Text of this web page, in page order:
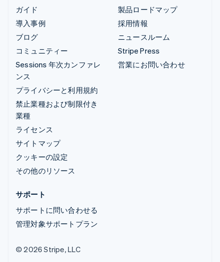
ガイド
導入事例
ブログ
コミュニティー
Sessions 年次カンファレ
ンス
プライバシーと利用規約
禁止業種および制限付き
業種
ライセンス
サイトマップ
クッキーの設定
その他のリソース
製品ロードマップ
採用情報
ニュースルーム
Stripe Press
営業にお問い合わせ
サポート
サポートに問い合わせる
管理対象サポートプラン
© 2026 Stripe, LLC